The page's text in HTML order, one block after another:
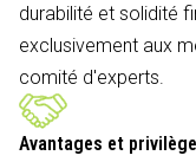
durabilité et solidité
exclusivement aux
comité d'experts.
Avantages et